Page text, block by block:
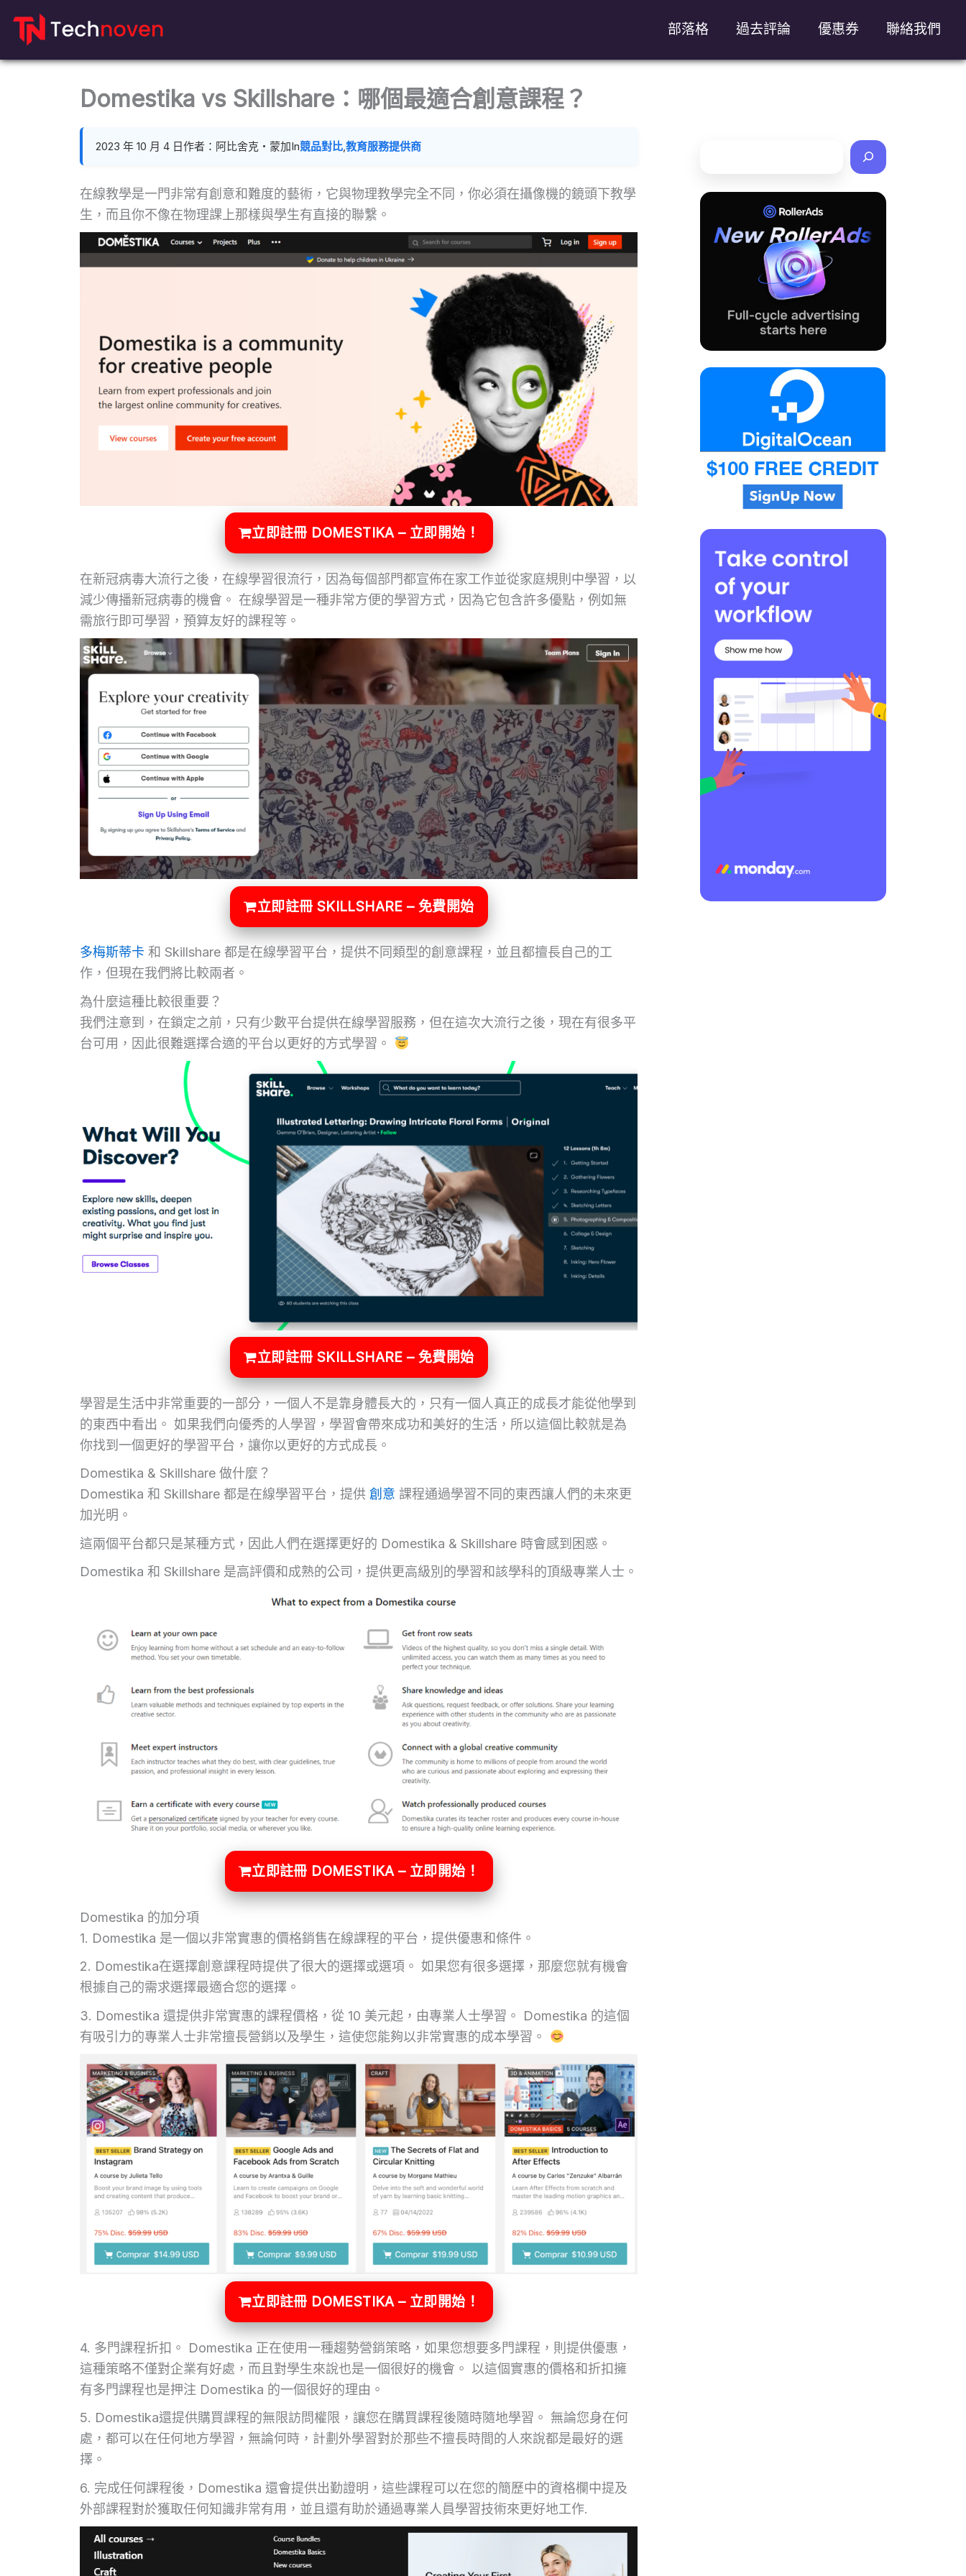
部落格 過去評論 優惠券 聯絡我們
Domestika vs Skillshare：哪個最適合創意課程？
2023 年 10 月 4 日作者：阿比舍克‧蒙加In競品對比 ,教育服務提供商
在線教學是一門非常有創意和難度的藝術，它與物理教學完全不同，你必須在攝像機的鏡頭下教學
生，而且你不像在物理課上那樣與學生有直接的聯繫。
立即註冊 DOMESTIKA – 立即開始！
在新冠病毒大流行之後，在線學習很流行，因為每個部門都宣佈在家工作並從家庭規則中學習，以
減少傳播新冠病毒的機會。 在線學習是一種非常方便的學習方式，因為它包含許多優點，例如無
需旅行即可學習，預算友好的課程等。
立即註冊 SKILLSHARE – 免費開始
多梅斯蒂卡 和 Skillshare 都是在線學習平台，提供不同類型的創意課程，並且都擅長自己的工
作，但現在我們將比較兩者。
為什麼這種比較很重要？
我們注意到，在鎖定之前，只有少數平台提供在線學習服務，但在這次大流行之後，現在有很多平
台可用，因此很難選擇合適的平台以更好的方式學習。
立即註冊 SKILLSHARE – 免費開始
學習是生活中非常重要的一部分，一個人不是靠身體長大的，只有一個人真正的成長才能從他學到
的東西中看出。 如果我們向優秀的人學習，學習會帶來成功和美好的生活，所以這個比較就是為
你找到一個更好的學習平台，讓你以更好的方式成長。
Domestika & Skillshare 做什麼？
Domestika 和 Skillshare 都是在線學習平台，提供創意 課程通過學習不同的東西讓人們的未來更
加光明。
這兩個平台都只是某種方式，因此人們在選擇更好的 Domestika & Skillshare 時會感到困惑。
Domestika 和 Skillshare 是高評價和成熟的公司，提供更高級別的學習和該學科的頂級專業人士。
立即註冊 DOMESTIKA – 立即開始！
Domestika 的加分項
1. Domestika 是一個以非常實惠的價格銷售在線課程的平台，提供優惠和條件。
2. Domestika在選擇創意課程時提供了很大的選擇或選項。 如果您有很多選擇，那麼您就有機會
根據自己的需求選擇最適合您的選擇。
3. Domestika 還提供非常實惠的課程價格，從 10 美元起，由專業人士學習。 Domestika 的這個
有吸引力的專業人士非常擅長營銷以及學生，這使您能夠以非常實惠的成本學習。
立即註冊 DOMESTIKA – 立即開始！
4. 多門課程折扣。 Domestika 正在使用一種趨勢營銷策略，如果您想要多門課程，則提供優惠，
這種策略不僅對企業有好處，而且對學生來說也是一個很好的機會。 以這個實惠的價格和折扣擁
有多門課程也是押注 Domestika 的一個很好的理由。
5. Domestika還提供購買課程的無限訪問權限，讓您在購買課程後隨時隨地學習。 無論您身在何
處，都可以在任何地方學習，無論何時，計劃外學習對於那些不擅長時間的人來說都是最好的選
擇。
6. 完成任何課程後，Domestika 還會提供出勤證明，這些課程可以在您的簡歷中的資格欄中提及
外部課程對於獲取任何知識非常有用，並且還有助於通過專業人員學習技術來更好地工作.